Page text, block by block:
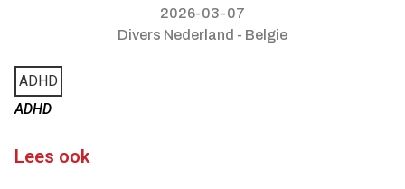
2026-03-07
Divers Nederland - Belgie
ADHD
ADHD
Lees ook